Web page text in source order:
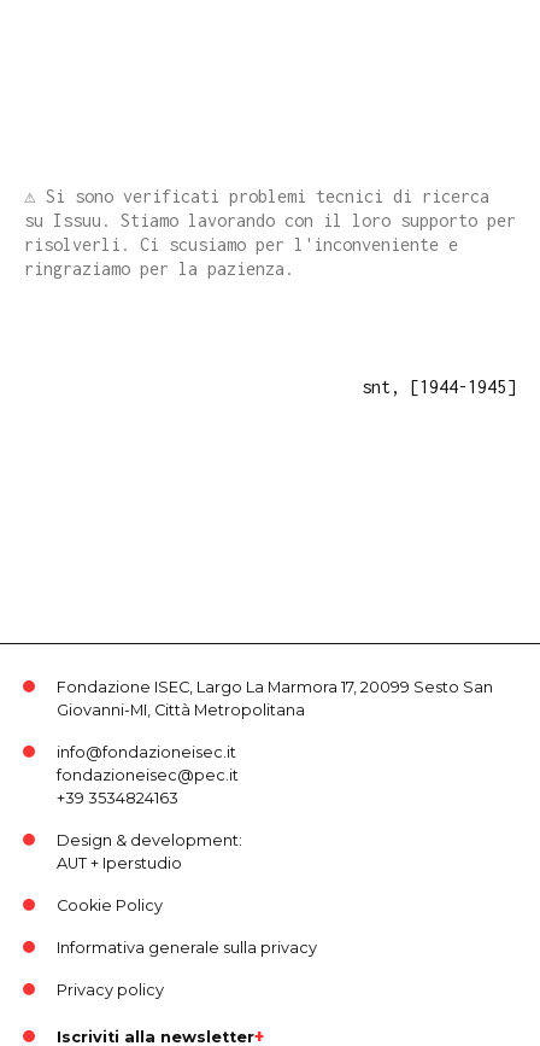
⚠️ Si sono verificati problemi tecnici di ricerca
su Issuu. Stiamo lavorando con il loro supporto per
risolverli. Ci scusiamo per l'inconveniente e
ringraziamo per la pazienza.
snt, [1944-1945]
Fondazione ISEC, Largo La Marmora 17, 20099 Sesto San
Giovanni-MI, Città Metropolitana
info@fondazioneisec.it
fondazioneisec@pec.it
+39 3534824163
Design & development:
AUT+ Iperstudio
Cookie Policy
Informativa generale sulla privacy
Privacy policy
Iscriviti alla newsletter